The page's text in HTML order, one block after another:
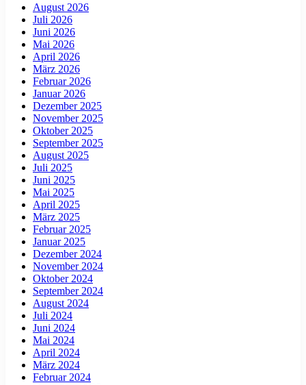
August 2026
Juli 2026
Juni 2026
Mai 2026
April 2026
März 2026
Februar 2026
Januar 2026
Dezember 2025
November 2025
Oktober 2025
September 2025
August 2025
Juli 2025
Juni 2025
Mai 2025
April 2025
März 2025
Februar 2025
Januar 2025
Dezember 2024
November 2024
Oktober 2024
September 2024
August 2024
Juli 2024
Juni 2024
Mai 2024
April 2024
März 2024
Februar 2024